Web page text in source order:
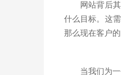
网站背后其
什么目标。这
那么现在客户
当我们为一个